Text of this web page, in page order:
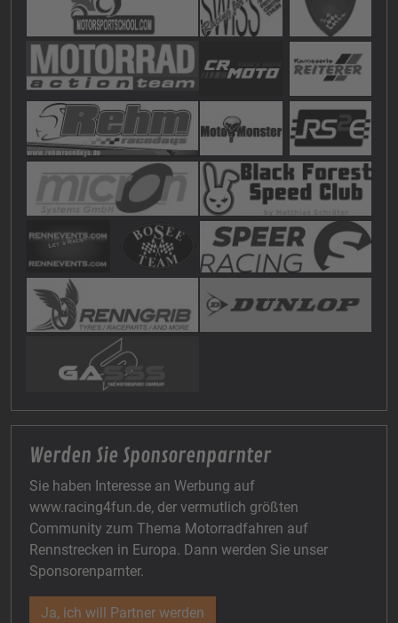
Werden Sie Sponsorenparnter
Sie haben Interesse an Werbung auf
www.racing4fun.de, der vermutlich größten
Community zum Thema Motorradfahren auf
Rennstrecken in Europa. Dann werden Sie unser
Sponsorenparnter.
Ja, ich will Partner werden